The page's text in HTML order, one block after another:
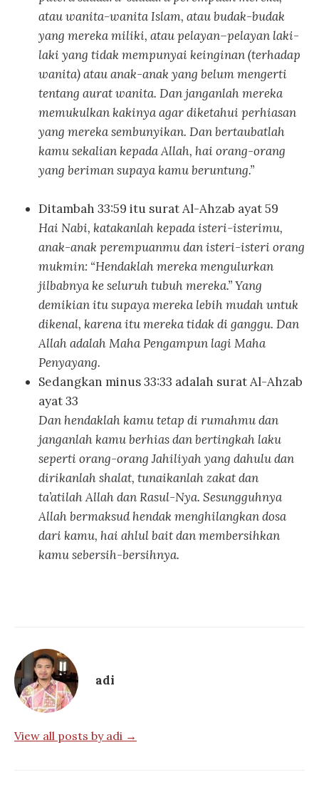
atau wanita-wanita Islam, atau budak-budak
yang mereka miliki, atau pelayan–pelayan laki-
laki yang tidak mempunyai keinginan (terhadap
wanita) atau anak-anak yang belum mengerti
tentang aurat wanita. Dan janganlah mereka
memukulkan kakinya agar diketahui perhiasan
yang mereka sembunyikan. Dan bertaubatlah
kamu sekalian kepada Allah, hai orang-orang
yang beriman supaya kamu beruntung.”
Ditambah 33:59 itu surat Al-Ahzab ayat 59
Hai Nabi, katakanlah kepada isteri-isterimu,
anak-anak perempuanmu dan isteri-isteri orang
mukmin: “Hendaklah mereka mengulurkan
jilbabnya ke seluruh tubuh mereka.” Yang
demikian itu supaya mereka lebih mudah untuk
dikenal, karena itu mereka tidak di ganggu. Dan
Allah adalah Maha Pengampun lagi Maha
Penyayang.
Sedangkan minus 33:33 adalah surat Al-Ahzab
ayat 33
Dan hendaklah kamu tetap di rumahmu dan
janganlah kamu berhias dan bertingkah laku
seperti orang-orang Jahiliyah yang dahulu dan
dirikanlah shalat, tunaikanlah zakat dan
ta’atilah Allah dan Rasul-Nya. Sesungguhnya
Allah bermaksud hendak menghilangkan dosa
dari kamu, hai ahlul bait dan membersihkan
kamu sebersih-bersihnya.
adi
View all posts by adi →